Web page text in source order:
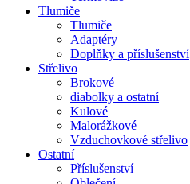
Tlumiče
Tlumiče
Adaptéry
Doplňky a příslušenství
Střelivo
Brokové
diabolky a ostatní
Kulové
Malorážkové
Vzduchovkové střelivo
Ostatní
Příslušenství